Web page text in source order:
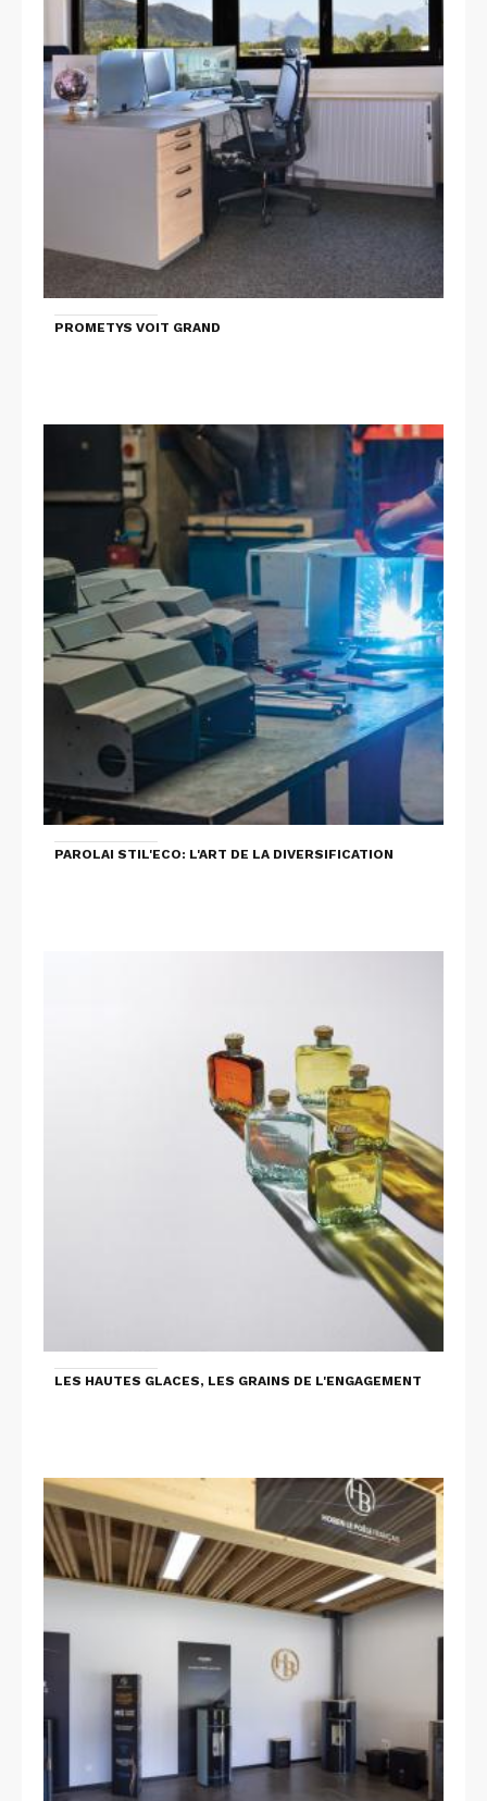
PROMETYS VOIT GRAND
PAROLAI STIL'ECO: L'ART DE LA DIVERSIFICATION
LES HAUTES GLACES, LES GRAINS DE L'ENGAGEMENT